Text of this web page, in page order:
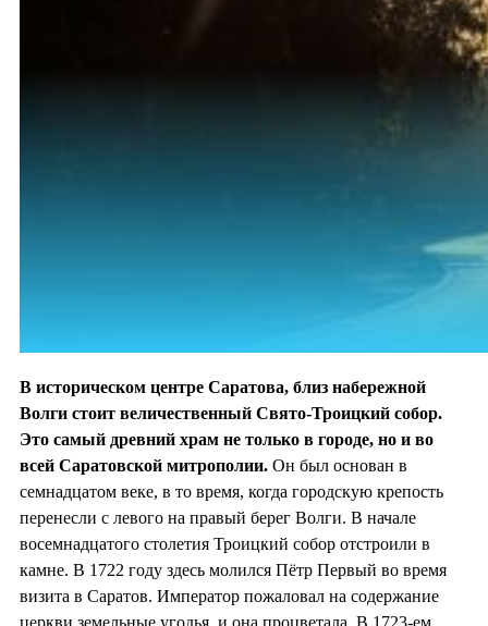
В историческом центре Саратова, близ набережной
Волги стоит величественный Свято-Троицкий собор.
Это самый древний храм не только в городе, но и во
всей Саратовской митрополии. Он был основан в
семнадцатом веке, в то время, когда городскую крепость
перенесли с левого на правый берег Волги. В начале
восемнадцатого столетия Троицкий собор отстроили в
камне. В 1722 году здесь молился Пётр Первый во время
визита в Саратов. Император пожаловал на содержание
церкви земельные угодья, и она процветала. В 1723-ем